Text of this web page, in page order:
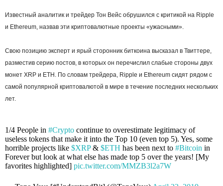
Известный аналитик и трейдер Тон Вейс обрушился с критикой на Ripple
и Ethereum, назвав эти криптовалютные проекты «ужасными».
Свою позицию эксперт и ярый сторонник биткоина высказал в Твиттере,
разместив серию постов, в которых он перечислил слабые стороны двух
монет XRP и ETH. По словам трейдера, Ripple и Ethereum сидят рядом с
самой популярной криптовалютой в мире в течение последних нескольких
лет.
1/4 People in #Crypto continue to overestimate legitimacy of
useless tokens that make it into the Top 10 (even top 5). Yes, some
horrible projects like $XRP& $ETH has been next to #Bitcoin in
Forever but look at what else has made top 5 over the years! [My
favorites highlighted] pic.twitter.com/MMZB3l2a7W